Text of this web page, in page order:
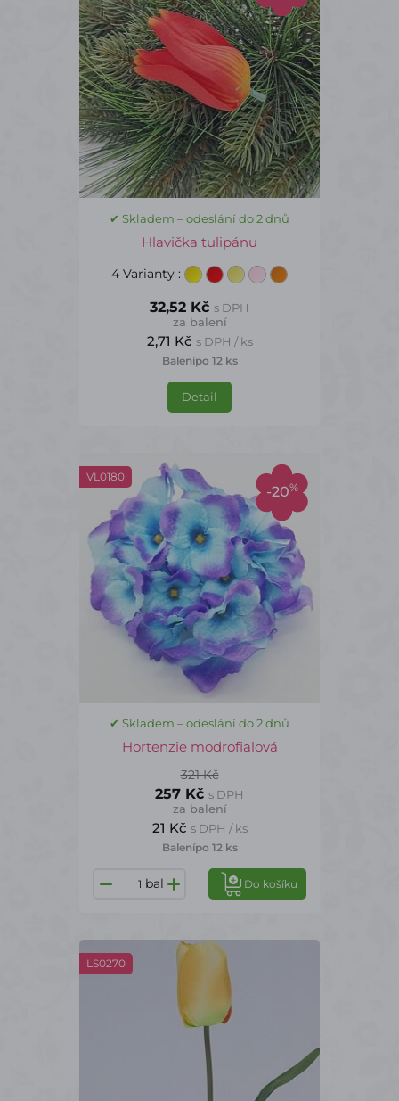
✔ Skladem – odeslání do 2 dnů
Hlavička tulipánu
4 Varianty :
32,52 Kč s DPH
za balení
2,71 Kč s DPH / ks
Balenípo 12 ks
Detail
-20%
VL0180
✔ Skladem – odeslání do 2 dnů
Hortenzie modrofialová
321 Kč
257 Kč s DPH
za balení
21 Kč s DPH / ks
Balenípo 12 ks
bal Do košíku
LS0270